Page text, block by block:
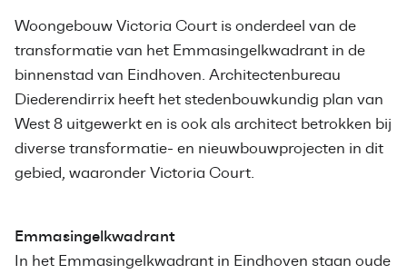
Woongebouw Victoria Court is onderdeel van de
transformatie van het Emmasingelkwadrant in de
binnenstad van Eindhoven. Architectenbureau
Diederendirrix heeft het stedenbouwkundig plan van
West 8 uitgewerkt en is ook als architect betrokken bij
diverse transformatie- en nieuwbouwprojecten in dit
gebied, waaronder Victoria Court.
Emmasingelkwadrant
In het Emmasingelkwadrant in Eindhoven staan oude